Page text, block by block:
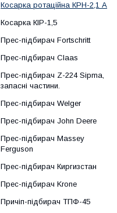
Косарка ротаційна КРН-2,1 А
Косарка КІР-1,5
Прес-підбирач Fortschritt
Прес-підбирач Claas
Прес-підбирач Z-224 Sipma,
запасні частини.
Прес-підбирач Welger
Прес-підбирач John Deere
Прес-підбирач Massey
Ferguson
Прес-підбирач Киргизстан
Прес-підбирач Krone
Причіп-підбирач ТПФ-45